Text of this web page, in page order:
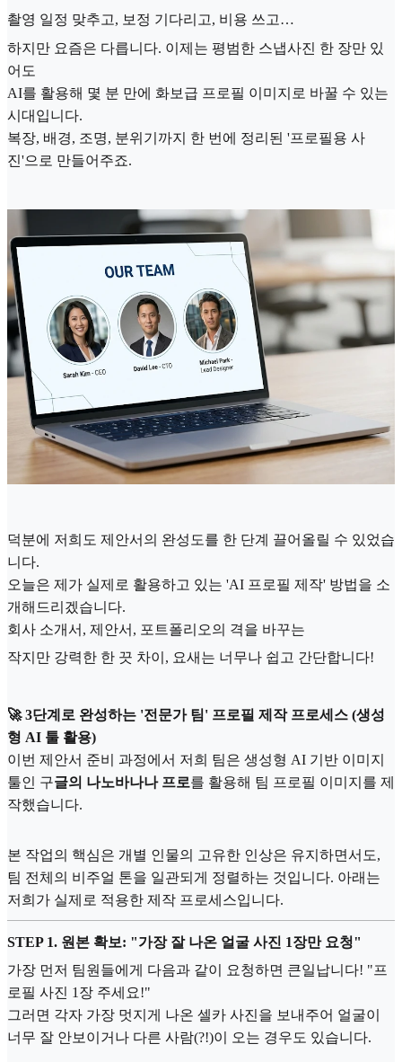
촬영 일정 맞추고, 보정 기다리고, 비용 쓰고…
하지만 요즘은 다릅니다. 이제는 평범한 스냅사진 한 장만 있
어도
AI를 활용해 몇 분 만에 화보급 프로필 이미지로 바꿀 수 있는
시대입니다.
복장, 배경, 조명, 분위기까지 한 번에 정리된 '프로필용 사
진'으로 만들어주죠.
덕분에 저희도 제안서의 완성도를 한 단계 끌어올릴 수 있었습
니다.
오늘은 제가 실제로 활용하고 있는 'AI 프로필 제작' 방법을 소
개해드리겠습니다.
회사 소개서, 제안서, 포트폴리오의 격을 바꾸는
작지만 강력한 한 끗 차이, 요새는 너무나 쉽고 간단합니다!
🚀 3단계로 완성하는 '전문가 팀' 프로필 제작 프로세스 (생성
형 AI 툴 활용)
이번 제안서 준비 과정에서 저희 팀은 생성형 AI 기반 이미지
툴인 구글의 나노바나나 프로를 활용해 팀 프로필 이미지를 제
작했습니다.
본 작업의 핵심은 개별 인물의 고유한 인상은 유지하면서도,
팀 전체의 비주얼 톤을 일관되게 정렬하는 것입니다. 아래는
저희가 실제로 적용한 제작 프로세스입니다.
STEP 1. 원본 확보: "가장 잘 나온 얼굴 사진 1장만 요청"
가장 먼저 팀원들에게 다음과 같이 요청하면 큰일납니다! "프
로필 사진 1장 주세요!"
그러면 각자 가장 멋지게 나온 셀카 사진을 보내주어 얼굴이
너무 잘 안보이거나 다른 사람(?!)이 오는 경우도 있습니다.